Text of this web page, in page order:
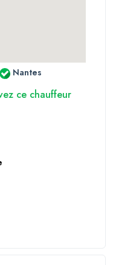
Nantes
ce chauffeur